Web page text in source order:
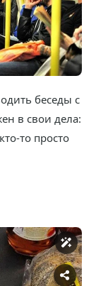
беседы с
в свои дела:
то просто